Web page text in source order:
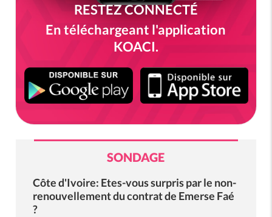
RESTEZ CONNECTÉ
En téléchargeant l'application
KOACI.
SONDAGE
Côte d'Ivoire: Etes-vous surpris par le non-
renouvellement du contrat de Emerse Faé
?